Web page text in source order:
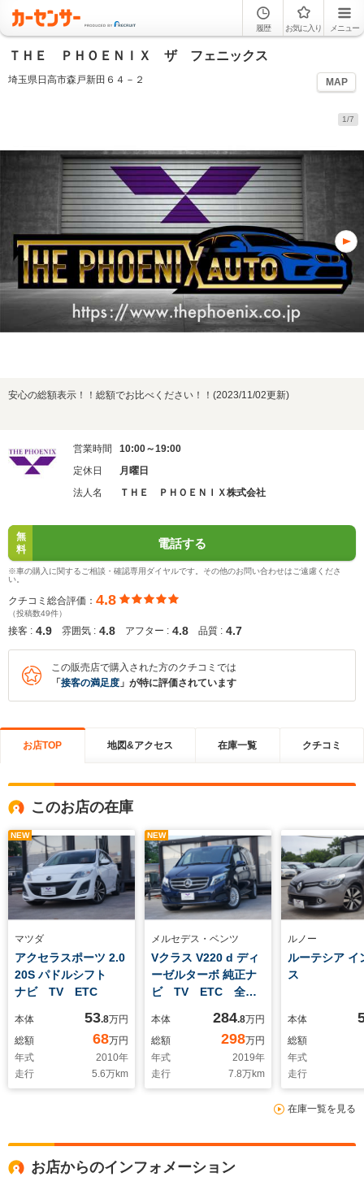
履歴 お気に入り メニュー
ＴＨＥ ＰＨＯＥＮＩＸ ザ フェニックス
埼玉県日高市森戸新田６４－２ MAP
1/7
安心の総額表示！！総額でお比べください！！(2023/11/02更新)
営業時間
10:00～19:00
定休日
月曜日
法人名
ＴＨＥ ＰＨＯＥＮＩＸ株式会社
無
料
電話する
※車の購入に関するご相談・確認専用ダイヤルです。その他のお問い合わせはご遠慮くださ
い。
クチコミ総合評価： 4.8
（投稿数49件）
接客 : 4.9 雰囲気 : 4.8 アフター : 4.8 品質 : 4.7
この販売店で購入された方のクチコミでは
「 接客の満足度 」が特に評価されています
お店TOP 地図&アクセス 在庫一覧 クチコミ
このお店の在庫
NEW
マツダ
アクセラスポーツ 2.0
20S パドルシフト
ナビ TV ETC
本体 53.8万円
総額
68万円
年式
2010年
走行
5.6万km
NEW
メルセデス・ベンツ
Vクラス V220 d ディ
ーゼルターボ 純正ナ
ビ TV ETC 全周
本革シート 両側電動
スライド レーダーク
ルー 純正AW
本体 284.8万円
総額
298万円
年式
2019年
走行
7.8万km
ルノー
ルーテシア イ
ス
本体
総額
年式
走行
在庫一覧を見る
お店からのインフォメーション